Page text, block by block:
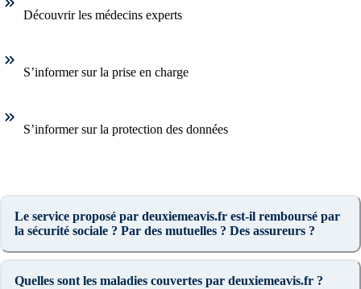
Découvrir les médecins experts
S’informer sur la prise en charge
S’informer sur la protection des données
Le service proposé par deuxiemeavis.fr est-il remboursé par
la sécurité sociale ? Par des mutuelles ? Des assureurs ?
Quelles sont les maladies couvertes par deuxiemeavis.fr ?